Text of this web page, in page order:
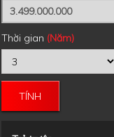
Thời gian (Năm)
TÍNH